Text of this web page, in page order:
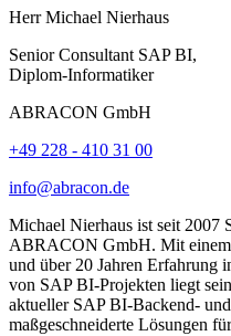
HerrMichael Nierhaus
Senior Consultant SAP BI,
Diplom-Informatiker
ABRACON GmbH
+49 228 - 410 31 00
info@abracon.de
Michael Nierhaus ist seit 2007
ABRACON GmbH. Mit
und über 20 Jahren Erfahrung
von SAP BI-Projekten liegt
aktueller SAP BI-Backend-
maßgeschneiderte Lösungen